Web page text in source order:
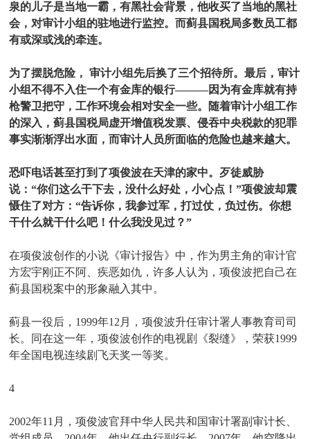
泉的儿子是当地一霸，有黑社会背景，他收买了当地的黑社
会，对审计小组的驻地进行监控。而蓟县国税局多数员工都
有或深或浅的牵连。
为了摆脱危险， 审计小组先后换了三个招待所。最后，审计
小组不得不入住一个有金库的银行———因为有金库就有持
枪警卫把守，工作环境会相对安全一些。随着审计小组工作
的深入，蓟县国税局虚开增值税发票、侵吞中央税款的犯罪
事实渐渐浮出水面，而审计人员所面临的危险也越来越大。
恐吓电话甚至打到了项俊波在天津的家中。歹徒威胁
说：“你们这么干下去，没什么好处，小心点！”项俊波却震
慑住了对方：“告诉你，我参过军，打过仗，负过伤。你想
干什么就干什么吧！什么我没见过？”
在项俊波创作的小说《审计报告》中，作为男主角的审计官
方宏宇刚正不阿、疾恶如仇，许多人认为，项俊波把自己在
蓟县国税案中的形象融入其中。
蓟县一役后，1999年12月，项俊波升任审计署人事教育司司
长。同在这一年，项俊波创作的电视剧《裂缝》，荣获1999
年全国电视连续剧飞天奖一等奖。
4
2002年11月，项俊波官拜中华人民共和国审计署副审计长、